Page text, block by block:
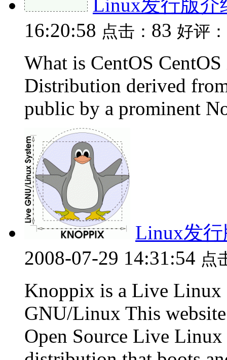
Linux发行版介
16:20:58 点击： 83 好评：
What is CentOS
Distribution derived
public by a prominent
Linux发
2008-07-29 14:31:54 点
Knoppix is a Live Linux
GNU/Linux This
Open Source Live